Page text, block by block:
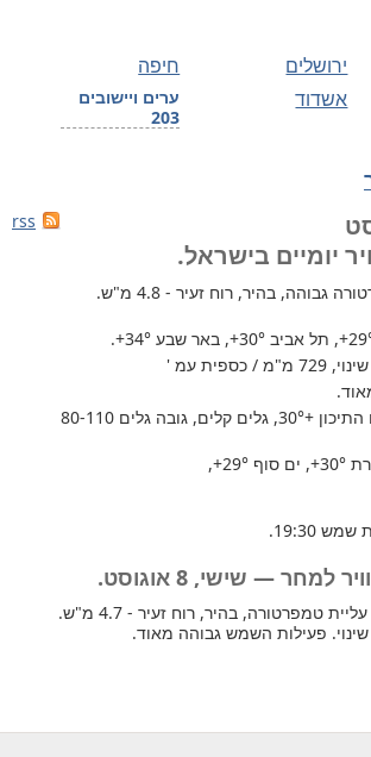
חיפה ירושלים
ערים ויישובים
203
אשדוד
rss
יומיים בישראל.
גבוהה, בהיר, רוח זעיר - 4.8 מ"ש.
, תל אביב +30°, באר שבע +34°
.
עמ '
+30°
, גלים קלים, גובה גלים 80-110
+30°, ים סוף +29°
,
— שישי, 8 אוגוסט.
מחר ברוב חלקי הארץ עליית טמפרטורה, בהיר, רוח זעיר - 4.7 מ"ש.
פעילות השמש גבוהה מאוד.